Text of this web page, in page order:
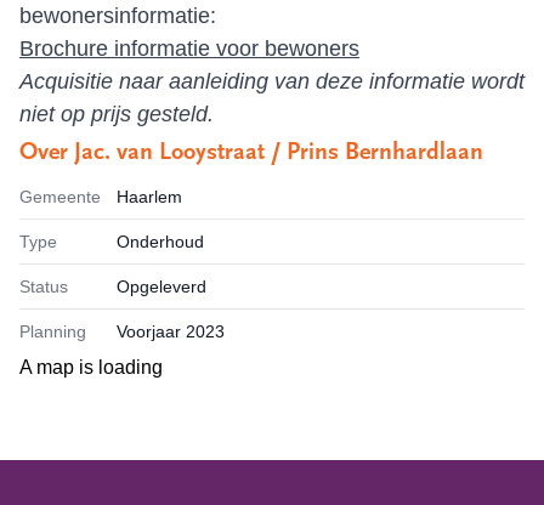
bewonersinformatie:
Brochure informatie voor bewoners
Acquisitie naar aanleiding van deze informatie wordt
niet op prijs gesteld.
Over Jac. van Looystraat / Prins Bernhardlaan
Gemeente Haarlem
Type Onderhoud
Status Opgeleverd
Planning Voorjaar 2023
A map is loading